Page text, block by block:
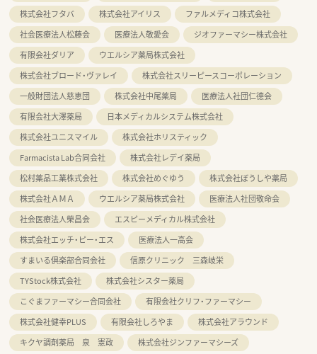
株式会社フタバ
株式会社アイリス
ファルメディコ株式会社
社会医療法人松藤会
医療法人敬愛会
ジオファーマシー株式会社
有限会社ダリア
ウエルシア薬局株式会社
株式会社ブロード・ヴァレイ
株式会社スリーピースコーポレーション
一般財団法人慈恵団
株式会社中尾薬局
医療法人社団仁德会
有限会社大澤薬局
日本メディカルシステム株式会社
株式会社ユニスマイル
株式会社ホリスティック
Farmacista Lab合同会社
株式会社レデイ薬局
松村薬品工業株式会社
株式会社めぐゆう
株式会社ぼうしや薬局
株式会社ＡＭＡ
ウエルシア薬局株式会社
医療法人社団敬命会
社会医療法人榮昌会
エスピーメディカル株式会社
株式会社エッチ・ピー・エス
医療法人一高会
すまいる倶楽部合同会社
信原クリニック 三森岐栄
TYStock株式会社
株式会社シスター薬局
こぐまファーマシー合同会社
有限会社クリフ・ファーマシー
株式会社健幸PLUS
有限会社しろやま
株式会社アラウンド
キクヤ調剤薬局 泉 憲政
株式会社ジンファーマシーズ